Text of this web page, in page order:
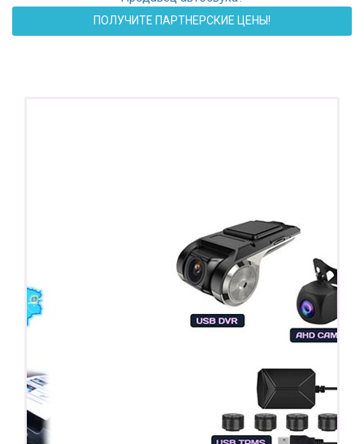
ПОЛУЧИТЕ ПАРТНЕРСКИЕ ЦЕНЫ!